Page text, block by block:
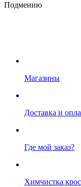
Подмению
Магазины
Доставка и
Где мой заказ?
Химчистка